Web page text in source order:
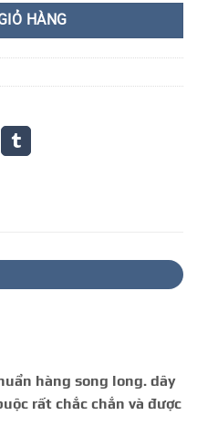
HÀNG
hàng song long. dây
rất chắc chắn và được